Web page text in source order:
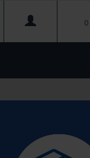
0